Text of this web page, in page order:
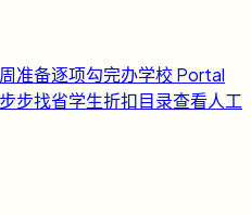
准备逐项勾完办学校 Portal
步找省学生折扣目录查看人工